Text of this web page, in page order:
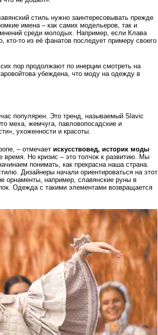
стиль нужно заинтересовывать прежде
имена – как самих модельеров, так и
среди молодых. Например, если Клава
кто-то из её фанатов последует примеру своего
пор продолжают по инерции смотреть на
убеждена, что моду на одежду в
популярен. Это тренд, называемый Slavic
меха, жемчуга, павловопосад­ские и
ухоженности и красоты.
– отмечает искусствовед, историк моды
Но кризис – это толчок к развитию. Мы
понимать, как прекрасна наша страна.
Дизайнеры начали ориентироваться на этот
орнаменты, например, славянские руны в
Одежда с такими элементами возвращается